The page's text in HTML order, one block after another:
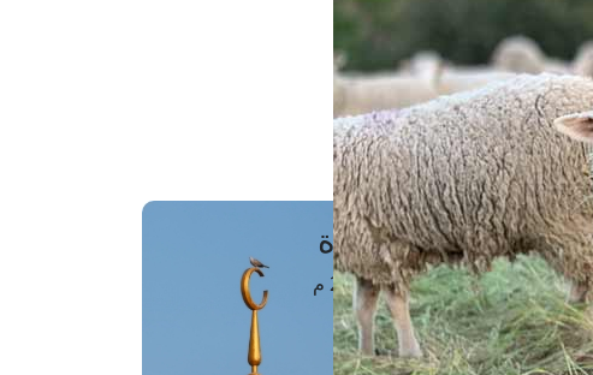
حجز موعد
الفتوى الهاتفية
مَواقِيتُ الصَّـــلاة
القاهرة · 09 أغسطس 2026 م
الفجر
4 :43